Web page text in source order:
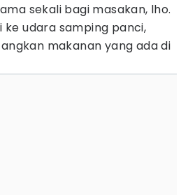
sekali bagi masakan, lho.
ke udara samping panci,
makanan yang ada di